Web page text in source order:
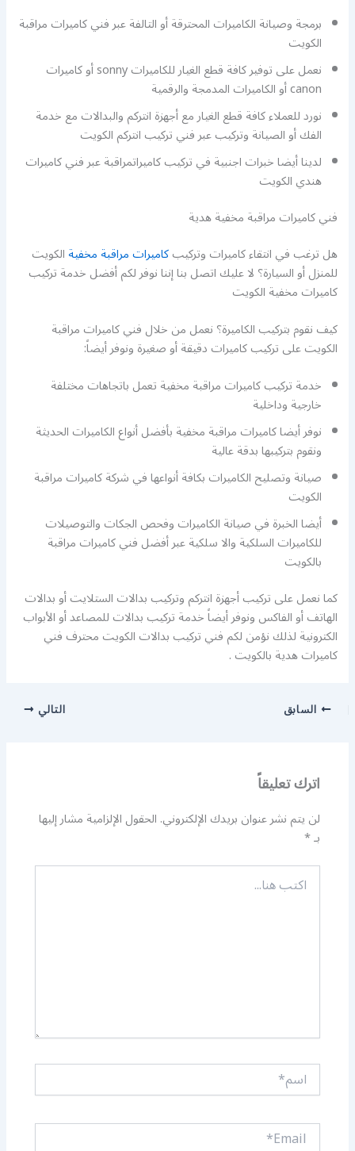
برمجة وصيانة الكاميرات المحترقة أو التالفة عبر فني كاميرات مراقبة
الكويت
نعمل على توفير كافة قطع الغيار للكاميرات sonny أو كاميرات
canon أو الكاميرات المدمجة والرقمية
نورد للعملاء كافة قطع الغيار مع أجهزة انتركم والبدالات مع خدمة
الفك أو الصيانة وتركيب عبر فني تركيب انتركم الكويت
لدينا أيضا خبرات اجنبية في تركيب كاميراتمراقبة عبر فني كاميرات
هندي الكويت
فني كاميرات مراقبة مخفية هدية
هل ترغب في انتقاء كاميرات وتركيبكاميرات مراقبة مخفيةالكويت
للمنزل أو السيارة؟ لا عليك اتصل بنا إننا نوفر لكم أفضل خدمة تركيب
كاميرات مخفية الكويت
كيف نقوم بتركيب الكاميرة؟ نعمل من خلال فني كاميرات مراقبة
الكويت على تركيب كاميرات دقيقة أو صغيرة ونوفر أيضاً:
خدمة تركيب كاميرات مراقبة مخفية تعمل باتجاهات مختلفة
خارجية وداخلية
نوفر أيضا كاميرات مراقبة مخفية بأفضل أنواع الكاميرات الحديثة
ونقوم بتركيبها بدقة عالية
صيانة وتصليح الكاميرات بكافة أنواعها في شركة كاميرات مراقبة
الكويت
أيضا الخبرة في صيانة الكاميرات وفحص الجكات والتوصيلات
للكاميرات السلكية والا سلكية عبر أفضل فني كاميرات مراقبة
بالكويت
كما نعمل على تركيب أجهزة انتركم وتركيب بدالات الستلايت أو بدالات
الهاتف أو الفاكس ونوفر أيضاً خدمة تركيب بدالات للمصاعد أو الأبواب
الكترونية لذلك نؤمن لكم فني تركيب بدالات الكويت محترف فني
كاميرات هدية بالكويت .
السابق التالي
اترك تعليقاً
لن يتم نشر عنوان بريدك الإلكتروني.الحقول الإلزامية مشار إليها
بـ*
اكتب
هنا...
اسم*
Email*